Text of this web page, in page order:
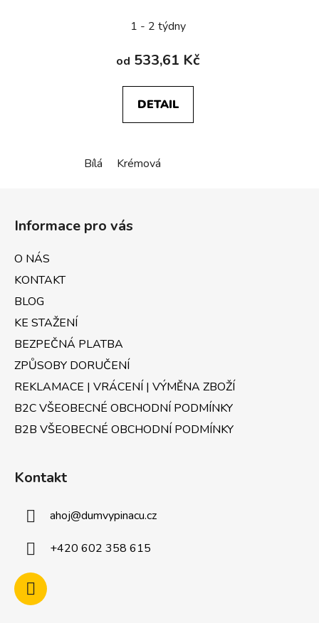
1 - 2 týdny
od 533,61 Kč
DETAIL
Bílá Krémová
Informace pro vás
O NÁS
KONTAKT
BLOG
KE STAŽENÍ
BEZPEČNÁ PLATBA
ZPŮSOBY DORUČENÍ
REKLAMACE | VRÁCENÍ | VÝMĚNA ZBOŽÍ
B2C VŠEOBECNÉ OBCHODNÍ PODMÍNKY
B2B VŠEOBECNÉ OBCHODNÍ PODMÍNKY
Kontakt
ahoj@dumvypinacu.cz
+420 602 358 615